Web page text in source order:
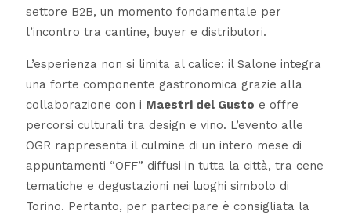
settore B2B, un momento fondamentale per
l’incontro tra cantine, buyer e distributori.
L’esperienza non si limita al calice: il Salone integra
una forte componente gastronomica grazie alla
collaborazione con i Maestri del Gusto e offre
percorsi culturali tra design e vino. L’evento alle
OGR rappresenta il culmine di un intero mese di
appuntamenti “OFF” diffusi in tutta la città, tra cene
tematiche e degustazioni nei luoghi simbolo di
Torino. Pertanto, per partecipare è consigliata la